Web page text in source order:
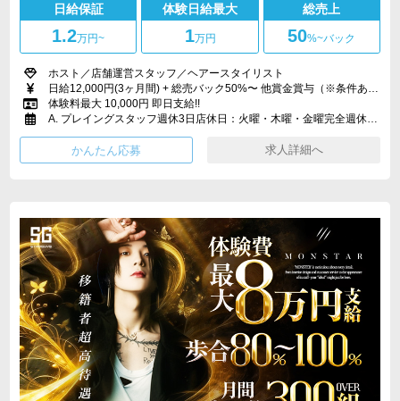
日給保証
1.2万円~
体験日給最大
1万円
総売上
50%~バック
ホスト／店舗運営スタッフ／ヘアースタイリスト
日給12,000円(3ヶ月間) + 総売バック50%〜 他賞金賞与（※条件あり）
体験料最大 10,000円 即日支給!!
A. プレイングスタッフ週休3日店休日：火曜・木曜・金曜完全週休3日制
求人詳細へ